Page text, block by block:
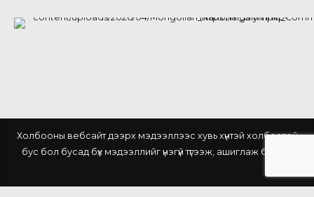
Холбооны вебсайт дээрх мэдээллээс хувь хүнтэй холбоотой
бус бол бусад бүх мэдээллийг үнэгүй түгээж, ашиглаж болно.